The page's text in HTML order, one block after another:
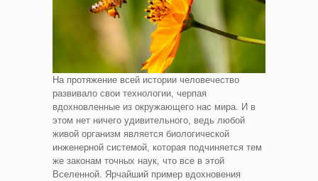
На протяжение всей истории человечество
развивало свои технологии, черпая
вдохновленные из окружающего нас мира. И в
этом нет ничего удивительного, ведь любой
живой организм является биологической
инженерной системой, которая подчиняется тем
же законам точных наук, что все в этой
Вселенной. Ярчайший пример вдохновения